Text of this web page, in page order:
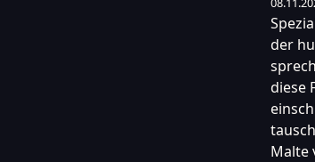
der
diese
Malte